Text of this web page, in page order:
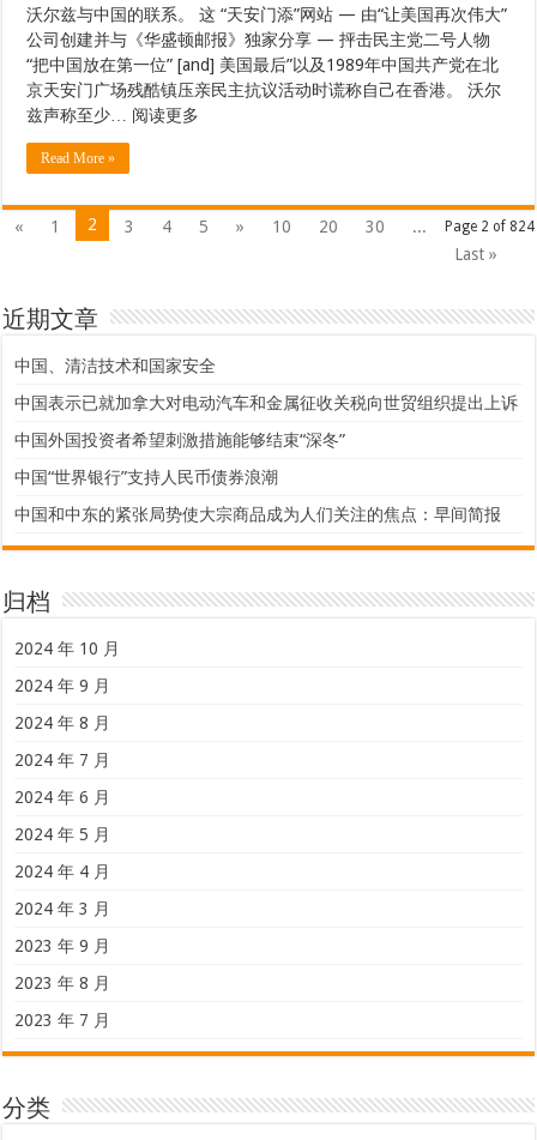
沃尔兹与中国的联系。 这 “天安门添”网站 — 由“让美国再次伟大”
公司创建并与《华盛顿邮报》独家分享 — 抨击民主党二号人物
“把中国放在第一位” [and] 美国最后”以及1989年中国共产党在北
京天安门广场残酷镇压亲民主抗议活动时谎称自己在香港。 沃尔
兹声称至少… 阅读更多
Read More »
Page 2 of 824
« 1 2 3 4 5 » 10 20 30
...
Last »
近期文章
中国、清洁技术和国家安全
中国表示已就加拿大对电动汽车和金属征收关税向世贸组织提出上诉
中国外国投资者希望刺激措施能够结束“深冬”
中国“世界银行”支持人民币债券浪潮
中国和中东的紧张局势使大宗商品成为人们关注的焦点：早间简报
归档
2024 年 10 月
2024 年 9 月
2024 年 8 月
2024 年 7 月
2024 年 6 月
2024 年 5 月
2024 年 4 月
2024 年 3 月
2023 年 9 月
2023 年 8 月
2023 年 7 月
分类